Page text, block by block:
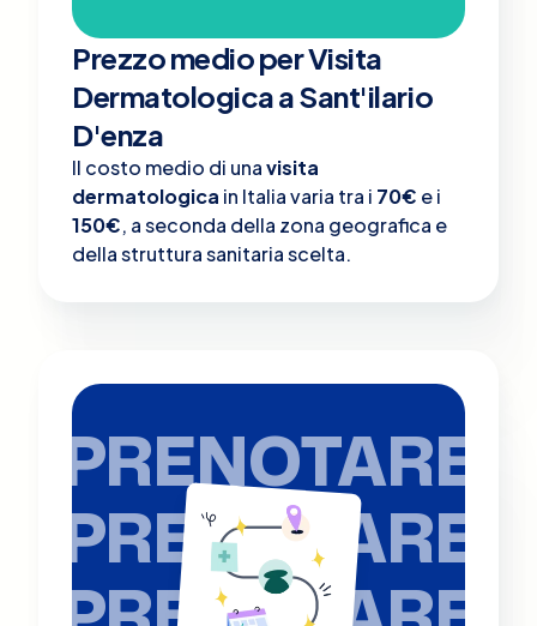
Prezzo medio per Visita
Dermatologica a Sant'ilario
D'enza
Il costo medio di unavisita
dermatologica in Italia varia tra i 70€ e i
150€, a seconda della zona geografica e
della struttura sanitaria scelta.
PRENOTARE
PRENOTARE